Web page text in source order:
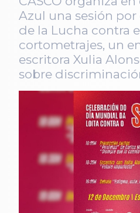
Azul una sesión
de la Lucha contra
cortometrajes, un
escritora Xulia
sobre